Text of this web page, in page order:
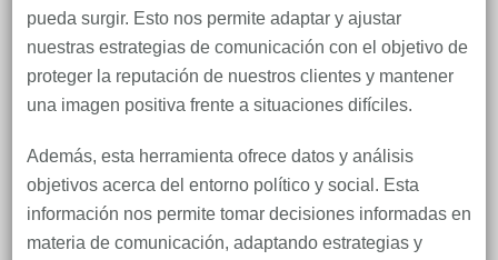
pueda surgir. Esto nos permite adaptar y ajustar
nuestras estrategias de comunicación con el objetivo de
proteger la reputación de nuestros clientes y mantener
una imagen positiva frente a situaciones difíciles.
Además, esta herramienta ofrece datos y análisis
objetivos acerca del entorno político y social. Esta
información nos permite tomar decisiones informadas en
materia de comunicación, adaptando estrategias y